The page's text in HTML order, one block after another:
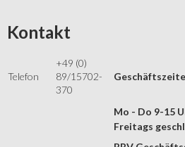
Kontakt
Telefon
+49 (0)
89/15702-
370
Mo - Do 9-15
Freitags